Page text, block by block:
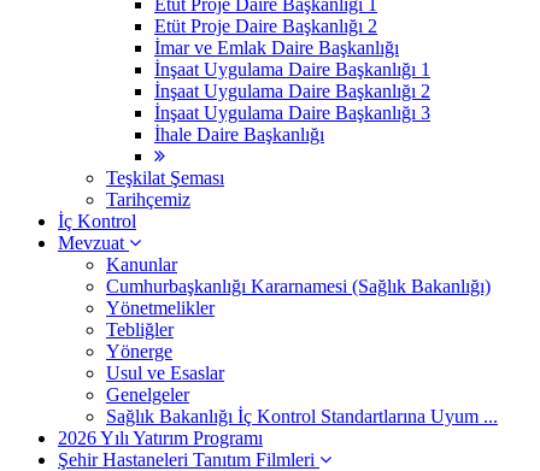
Etüt Proje Daire Başkanlığı 2
İmar ve Emlak Daire Başkanlığı
İnşaat Uygulama Daire Başkanlığı 1
İnşaat Uygulama Daire Başkanlığı 2
İnşaat Uygulama Daire Başkanlığı 3
İhale Daire Başkanlığı
Teşkilat Şeması
Tarihçemiz
İç Kontrol
Mevzuat
Kanunlar
Cumhurbaşkanlığı Kararnamesi (Sağlık Bakanlığı)
Yönetmelikler
Tebliğler
Yönerge
Usul ve Esaslar
Genelgeler
Sağlık Bakanlığı İç Kontrol Standartlarına Uyum ...
2026 Yılı Yatırım Programı
Şehir Hastaneleri Tanıtım Filmleri